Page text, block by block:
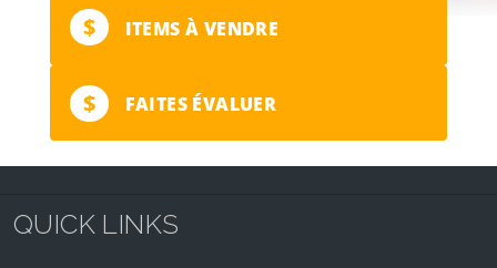
$ ITEMS À VENDRE
$ FAITES ÉVALUER
QUICK LINKS